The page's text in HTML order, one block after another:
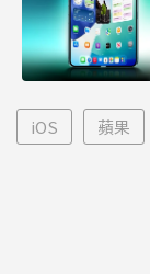
iOS 蘋果